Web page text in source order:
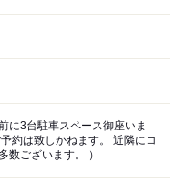
に3台駐車スペース御座いま
約は致しかねます。 近隣にコ
数ございます。 ）